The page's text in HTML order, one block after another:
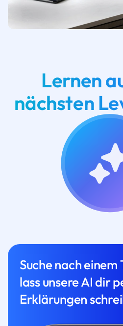
Lernen
nächsten
Suche nach einem
lass unsere AI dir
Erklärungen